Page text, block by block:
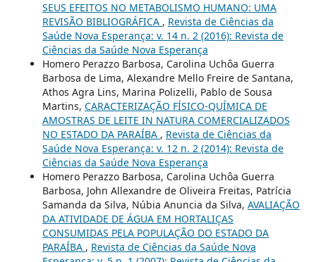
SEUS EFEITOS NO METABOLISMO HUMANO: UMA
REVISÃO BIBLIOGRÁFICA , Revista de Ciências da
Saúde Nova Esperança: v. 14 n. 2 (2016): Revista de
Ciências da Saúde Nova Esperança
Homero Perazzo Barbosa, Carolina Uchôa Guerra
Barbosa de Lima, Alexandre Mello Freire de Santana,
Athos Agra Lins, Marina Polizelli, Pablo de Sousa
Martins, CARACTERIZAÇÃO FÍSICO-QUÍMICA DE
AMOSTRAS DE LEITE IN NATURA COMERCIALIZADOS
NO ESTADO DA PARAÍBA , Revista de Ciências da
Saúde Nova Esperança: v. 12 n. 2 (2014): Revista de
Ciências da Saúde Nova Esperança
Homero Perazzo Barbosa, Carolina Uchôa Guerra
Barbosa, John Allexandre de Oliveira Freitas, Patrícia
Samanda da Silva, Núbia Anuncia da Silva, AVALIAÇÃO
DA ATIVIDADE DE ÁGUA EM HORTALIÇAS
CONSUMIDAS PELA POPULAÇÃO DO ESTADO DA
PARAÍBA , Revista de Ciências da Saúde Nova